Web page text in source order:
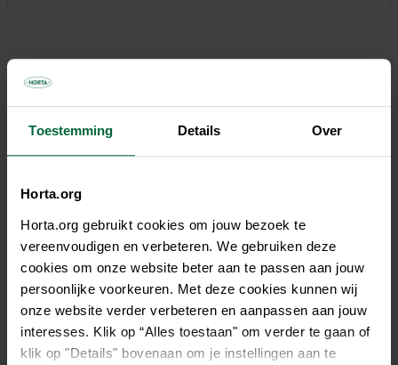
Toestemming Details Over
Horta.org
Horta.org gebruikt cookies om jouw bezoek te
vereenvoudigen en verbeteren. We gebruiken deze
cookies om onze website beter aan te passen aan jouw
persoonlijke voorkeuren. Met deze cookies kunnen wij
onze website verder verbeteren en aanpassen aan jouw
interesses. Klik op “Alles toestaan" om verder te gaan of
klik op "Details" bovenaan om je instellingen aan te
Description
Brodilux Grain est un appât prêt à l'emploi attrayant à base
Technology), qui permet la distribution homogène de
grain. Déjà mortel après ingestion d'une portion. La mort
survient quelques jours après la consommation de l’appât,
sans éveiller méfiance des rongeurs vis-à-vis de l’appât.
Convient pour une utilisation dans et autour des bâtiments.
Appât prêt à l'emploi